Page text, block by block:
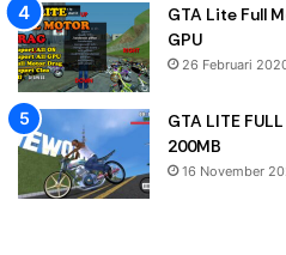
GTA Lite Full
GPU
26 Februari
GTA LITE
200MB
16 November